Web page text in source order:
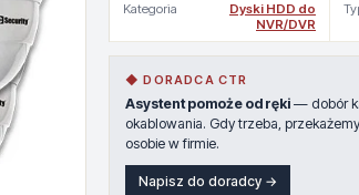
Kategoria
Dyski HDD do
NVR/DVR
◆ DORADCA CTR
Asystent pomoże od ręki — dobór
okablowania. Gdy trzeba,
osobie w firmie.
Napisz do doradcy →